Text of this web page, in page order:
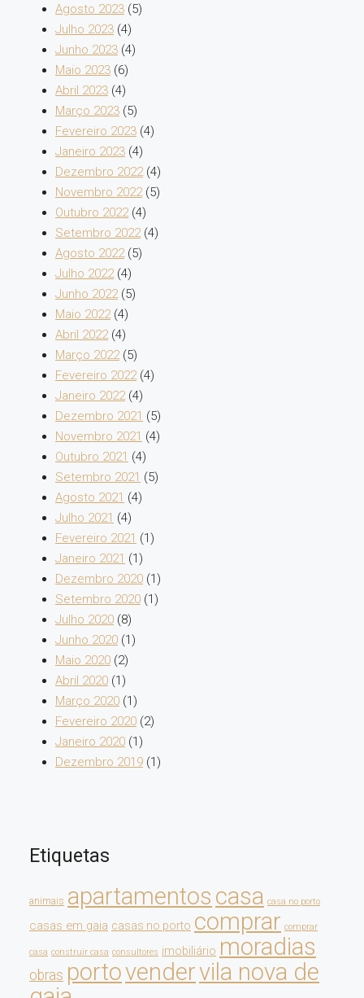
Agosto 2023 (5)
Julho 2023 (4)
Junho 2023 (4)
Maio 2023 (6)
Abril 2023 (4)
Março 2023 (5)
Fevereiro 2023 (4)
Janeiro 2023 (4)
Dezembro 2022(4)
Novembro 2022(5)
Outubro 2022(4)
Setembro 2022(4)
Agosto 2022(5)
Julho 2022(4)
Junho 2022(5)
Maio 2022(4)
Abril 2022(4)
Março 2022(5)
Fevereiro 2022(4)
Janeiro 2022(4)
Dezembro 2021 (5)
Novembro 2021 (4)
Outubro 2021 (4)
Setembro 2021 (5)
Agosto 2021 (4)
Julho 2021 (4)
Fevereiro 2021 (1)
Janeiro 2021 (1)
Dezembro 2020 (1)
Setembro 2020 (1)
Julho 2020 (8)
Junho 2020 (1)
Maio 2020 (2)
Abril 2020 (1)
Março 2020 (1)
Fevereiro 2020 (2)
Janeiro 2020 (1)
Dezembro 2019 (1)
Etiquetas
animais apartamentos casa casa no porto
casas em gaia casas no porto comprar comprar
casa construir casa consultores imobiliário moradias
obras portovendervila nova de